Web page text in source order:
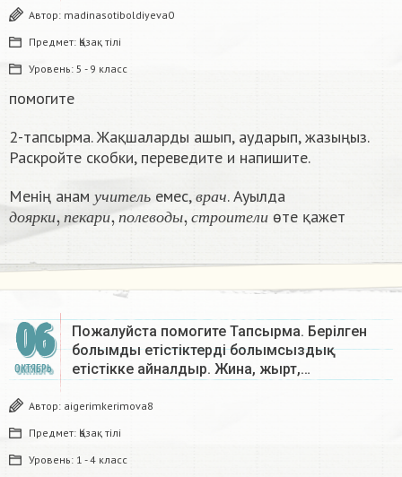
Автор: madinasotiboldiyeva0
Предмет: Қазақ тiлi
Уровень: 5 - 9 класс
помогите
2-тапсырма. Жақшаларды ашып, аударып, жазыңыз.
Раскройте скобки, переведите и напишите.
Менің анам
у ч и т ел ь емес, в р а ч . Ауылда
д ояр к и пекар и п олев о ды стр о ител и
доярки,пекари,по леводы,строите
өте қажет
06
ОКТЯБРЬ
Пожалуйста помогите Тапсырма. Берілген
болымды етістіктерді болымсыздық
етістікке айналдыр. Жина, жырт,…
Автор: aigerimkerimova8
Предмет: Қазақ тiлi
Уровень: 1 - 4 класс